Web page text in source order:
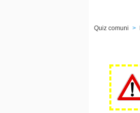
Quiz comuni >